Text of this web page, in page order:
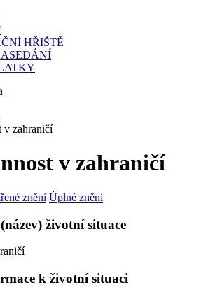
HŘIŠTĚ
v zahraničí
v zahraničí
znění Úplné znění
životní situace
k životní situaci